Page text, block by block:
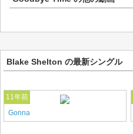
Blake Shelton の最新シングル
11年前
Gonna